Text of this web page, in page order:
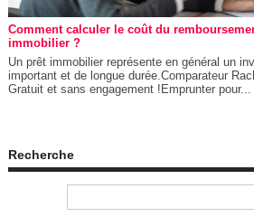
Comment calculer le coût du
immobilier ?
Un prêt immobilier représente en général un
important et de longue durée.Comparateur
Gratuit et sans engagement !Emprunter pour...
Recherche